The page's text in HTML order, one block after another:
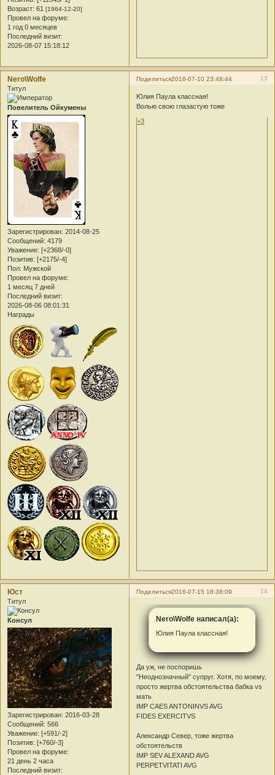
Возраст: 61 [1964-12-20]
Провел на форуме:
1 год 0 месяцев
Последний визит:
2026-08-07 15:18:12
Поделиться 13
2016-07-10 23:48:44
Nero\Wolfe
Титул
Повелитель Ойкумены
Зарегистрирован: 2014-08-25
Сообщений: 4179
Уважение: [+2368/-0]
Позитив: [+2175/-4]
Пол: Мужской
Провел на форуме:
1 месяц 7 дней
Последний визит:
2026-08-06 08:01:31
Награды
Юлия Паула классная!
Волью свою глазастую тоже
+3
Поделиться 14
2016-07-15 18:38:09
Юст
Титул
Консул
Зарегистрирован: 2016-03-28
Сообщений: 566
Уважение: [+591/-2]
Позитив: [+760/-3]
Провел на форуме:
21 день 2 часа
Последний визит:
Nero\Wolfe написал(а):
Юлия Паула классная!
Да уж, не поспоришь
"Неоднозначный" супруг. Хотя, по моему,
просто жертва обстоятельства бабка vs
мать
IMP CAES ANTONINVS AVG
FIDES EXERCITVS
Александр Север, тоже жертва
обстоятельств
IMP SEV ALEXAND AVG
PERPETVITATI AVG